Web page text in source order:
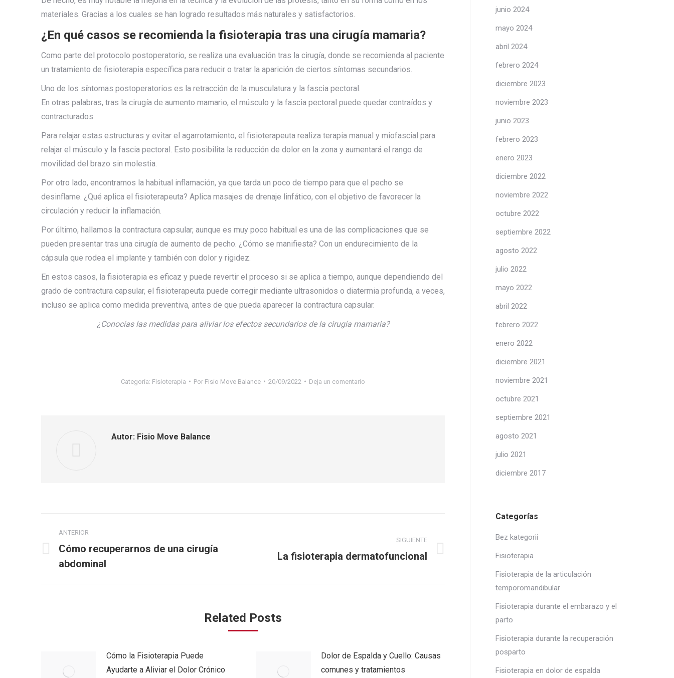
materiales. Gracias a los cuales se han logrado resultados más naturales y satisfactorios.
¿En qué casos se recomienda la fisioterapia tras una cirugía mamaria?
Como parte del protocolo postoperatorio, se realiza una evaluación tras la cirugía, donde se recomienda al paciente
un tratamiento de fisioterapia específica para reducir o tratar la aparición de ciertos síntomas secundarios.
Uno de los síntomas postoperatorios es la retracción de la musculatura y la fascia pectoral.
En otras palabras, tras la cirugía de aumento mamario, el músculo y la fascia pectoral puede quedar contraídos y
contracturados.
Para relajar estas estructuras y evitar el agarrotamiento, el fisioterapeuta realiza terapia manual y miofascial para
relajar el músculo y la fascia pectoral. Esto posibilita la reducción de dolor en la zona y aumentará el rango de
movilidad del brazo sin molestia.
Por otro lado, encontramos la habitual inflamación, ya que tarda un poco de tiempo para que el pecho se
desinflame. ¿Qué aplica el fisioterapeuta? Aplica masajes de drenaje linfático, con el objetivo de favorecer la
circulación y reducir la inflamación.
Por último, hallamos la contractura capsular, aunque es muy poco habitual es una de las complicaciones que se
pueden presentar tras una cirugía de aumento de pecho. ¿Cómo se manifiesta? Con un endurecimiento de la
cápsula que rodea el implante y también con dolor y rigidez.
En estos casos, la fisioterapia es eficaz y puede revertir el proceso si se aplica a tiempo, aunque dependiendo del
grado de contractura capsular, el fisioterapeuta puede corregir mediante ultrasonidos o diatermia profunda, a veces,
incluso se aplica como medida preventiva, antes de que pueda aparecer la contractura capsular.
¿Conocías las medidas para aliviar los efectos secundarios de la cirugía mamaria?
Categoría: Fisioterapia Por Fisio Move Balance 20/09/2022 Deja un comentario
Autor: Fisio Move Balance
entre
publicaciones
ANTERIOR
Publicación
anterior:
Cómo recuperarnos de una cirugía
abdominal
SIGUIENTE
Publicación
La fisioterapia dermatofuncional
Related Posts
Cómo la Fisioterapia Puede
Ayudarte a Aliviar el Dolor Crónico
Dolor de Espalda y Cuello: Causas
comunes y tratamientos
junio 2024
mayo 2024
abril 2024
febrero 2024
diciembre 2023
noviembre 2023
junio 2023
febrero 2023
enero 2023
diciembre 2022
noviembre 2022
octubre 2022
septiembre 2022
agosto 2022
julio 2022
mayo 2022
abril 2022
febrero 2022
enero 2022
diciembre 2021
noviembre 2021
octubre 2021
septiembre 2021
agosto 2021
julio 2021
diciembre 2017
Categorías
Bez kategorii
Fisioterapia
Fisioterapia de la articulación
temporomandibular
Fisioterapia durante el embarazo y el
parto
Fisioterapia durante la recuperación
posparto
Fisioterapia en dolor de espalda